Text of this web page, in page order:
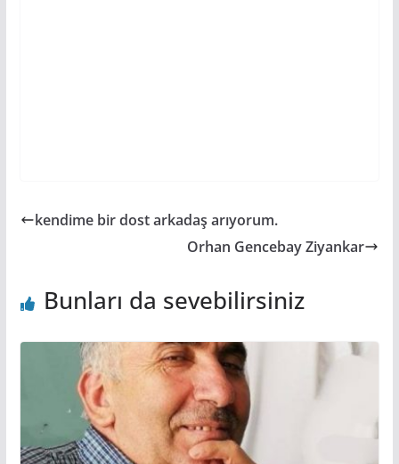
kendime bir dost arkadaş arıyorum.
Orhan Gencebay Ziyankar
Bunları da sevebilirsiniz